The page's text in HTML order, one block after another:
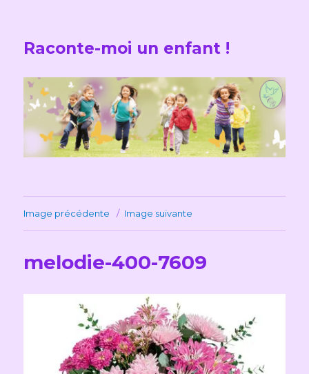
Raconte-moi un enfant !
Image précédente Image suivante
melodie-400-7609